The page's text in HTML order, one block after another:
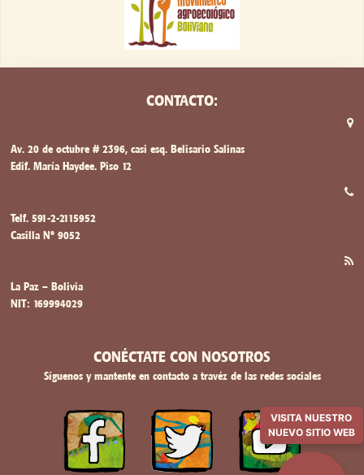
VISITA NUESTRO
NUEVO SITIO WEB
CONTACTO:
Av. 20 de octubre # 2396, casi esq. Belisario Salinas
Edif. María Haydee. Piso 12
Telf. 591-2-2115952
Casilla Nº 9052
La Paz – Bolivia
NIT: 169994029
CONÉCTATE CON NOSOTROS
Síguenos y mantente en contacto a travéz de las redes sociales